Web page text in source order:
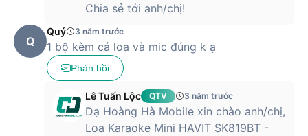
Ngoài những ưu điểm trên, chiếc loa Karaoke Mini HAVIT
SK819BT chính hãng còn có thời lượng pin vô cùng ấn
tượng. Chỉ với một lần sạc đầy, người dùng có thể sử dụng
thiết bị liên tục lên tới 5 giờ đồng hồ. Ngoài ra, khi loa hết pin,
bạn cũng chỉ cần chờ sạc khoảng 2,5 tiếng là có thể tiếp tục
trải nghiệm.
Chiếc loa Karaoke Mini HAVIT SK819BT chính hãng kết nối
Chia sẻ tới anh/chị!
Q
Quý 3 năm trước
1 bộ kèm cả loa và mic đúng k ạ
Phản hồi
Lê Tuấn Lộc QTV 3 năm trước
Dạ Hoàng Hà Mobile xin chào anh/chị,
Loa Karaoke Mini HAVIT SK819BT -